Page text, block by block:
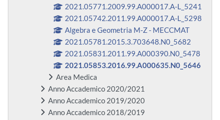
2021.05771.2009.99.A000017.A-L_5241
2021.05742.2011.99.A000017.A-L_5298
Algebra e Geometria M-Z - MECCMAT
2021.05781.2015.3.703648.N0_5682
2021.05831.2011.99.A000390.N0_5478
2021.05853.2016.99.A000635.N0_5646
Area Medica
Anno Accademico 2020/2021
Anno Accademico 2019/2020
Anno Accademico 2018/2019